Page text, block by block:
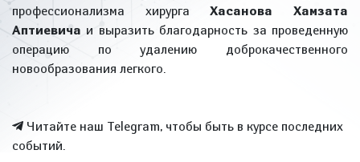
профессионализма хирургаХасанова Хамзата
Аптиевича и выразить благодарность за проведенную
операцию по удалению доброкачественного
новообразования легкого.
Читайте наш Telegram, чтобы быть в курсе последних
событий.